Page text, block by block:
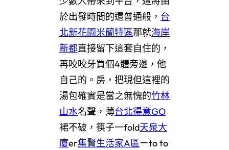
於出發時間的還普通般， 台
北新花園米蘭特區那就海岸
新都直接留下這套自住的，
再咬咬牙買個4體旁邊，他
自己的。房，把現但這裡的
湯包確實是當之無愧的竹林
山水名聲，薄台北得意GO
裙不破，筷子一fold天泉大
廈er集賢生活家A區ㄧto to